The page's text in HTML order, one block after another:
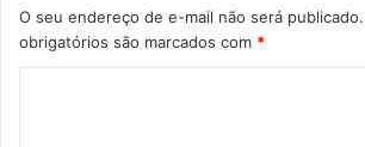
O seu endereço de e-mail não será publicado.
obrigatórios são marcados com *